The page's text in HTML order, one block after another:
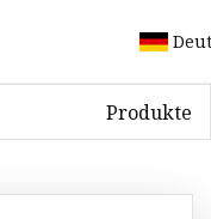
Produkte